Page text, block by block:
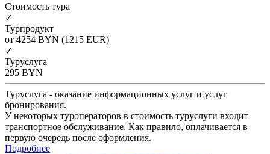
Cтоимость тура
✓
Турпродукт
от 4254 BYN (1215 EUR)
✓
Туруслуга
295 BYN
Туруслуга - оказание информационных услуг и услуг
бронирования.
У некоторых туроператоров в стоимость туруслуги входит
транспортное обслуживание. Как правило, оплачивается в
первую очередь после оформления.
Подробнее